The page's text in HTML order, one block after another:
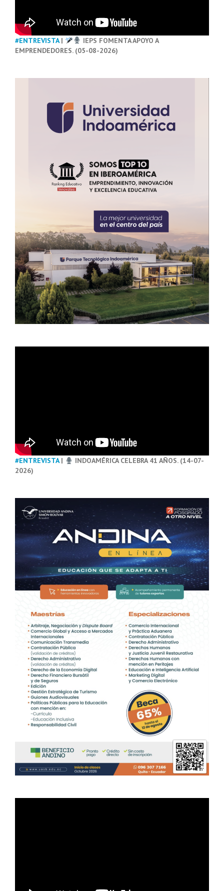
#ENTREVISTA|
IEPS FOMENTA APOYO A
EMPRENDEDORES. (05-08-2026)
#ENTREVISTA|
INDOAMÉRICA CELEBRA 41 AÑOS. (14-07-
2026)